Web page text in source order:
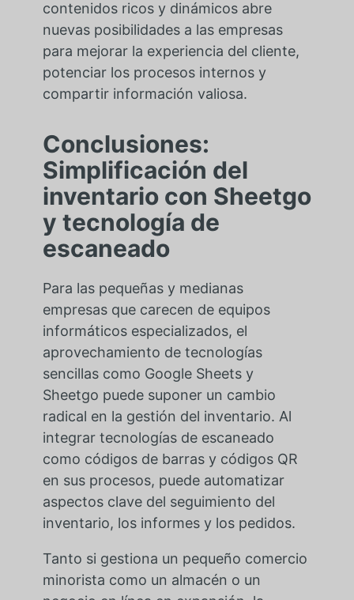
contenidos ricos y dinámicos abre
nuevas posibilidades a las empresas
para mejorar la experiencia del cliente,
potenciar los procesos internos y
compartir información valiosa.
Conclusiones:
Simplificación del
inventario con Sheetgo
y tecnología de
escaneado
Para las pequeñas y medianas
empresas que carecen de equipos
informáticos especializados, el
aprovechamiento de tecnologías
sencillas como Google Sheets y
Sheetgo puede suponer un cambio
radical en la gestión del inventario. Al
integrar tecnologías de escaneado
como códigos de barras y códigos QR
en sus procesos, puede automatizar
aspectos clave del seguimiento del
inventario, los informes y los pedidos.
Tanto si gestiona un pequeño comercio
minorista como un almacén o un